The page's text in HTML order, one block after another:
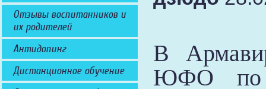
Отзывы воспитанников и
их родителей
Антидопинг
Дистанционное обучение
В
ЮФО по